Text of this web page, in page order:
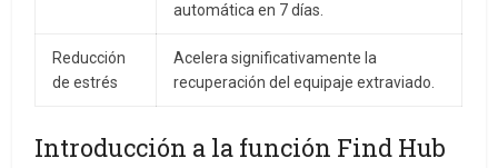
automática en 7 días.
Reducción
de estrés
Acelera significativamente la
recuperación del equipaje extraviado.
Introducción a la función Find Hub